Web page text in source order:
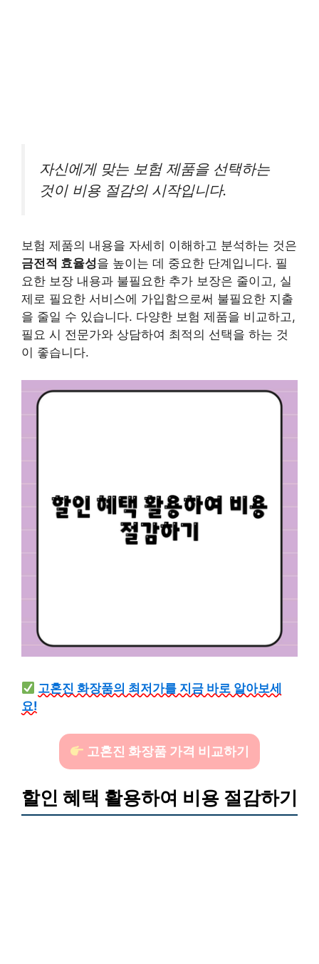
자신에게 맞는 보험 제품을 선택하는
것이 비용 절감의 시작입니다.
보험 제품의 내용을 자세히 이해하고 분석하는 것은
금전적 효율성을 높이는 데 중요한 단계입니다. 필
요한 보장 내용과 불필요한 추가 보장은 줄이고, 실
제로 필요한 서비스에 가입함으로써 불필요한 지출
을 줄일 수 있습니다. 다양한 보험 제품을 비교하고,
필요 시 전문가와 상담하여 최적의 선택을 하는 것
이 좋습니다.
고혼진 화장품의 최저가를 지금 바로 알아보세
요!
고혼진 화장품 가격 비교하기
할인 혜택 활용하여 비용 절감하기